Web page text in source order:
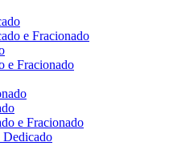
e Fracionado
e Fracionado
e Fracionado
Dedicado